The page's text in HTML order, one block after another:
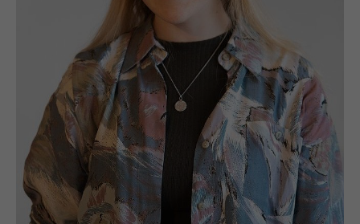
UNSER TEAM
MEHR ERFAHREN